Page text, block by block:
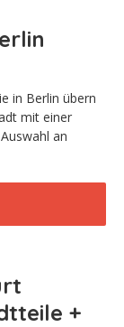
in Berlin übern
mit einer
an
+